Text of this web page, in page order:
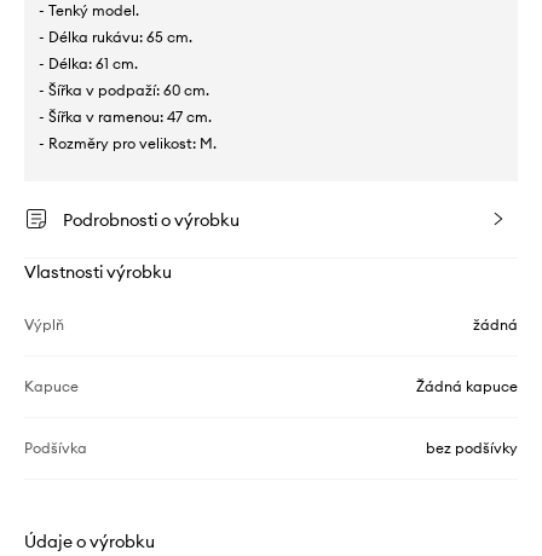
- Tenký model.
- Délka rukávu: 65 cm.
- Délka: 61 cm.
- Šířka v podpaží: 60 cm.
- Šířka v ramenou: 47 cm.
- Rozměry pro velikost: M.
Podrobnosti o výrobku
Vlastnosti výrobku
Výplň žádná
Kapuce Žádná kapuce
Podšívka bez podšívky
Údaje o výrobku